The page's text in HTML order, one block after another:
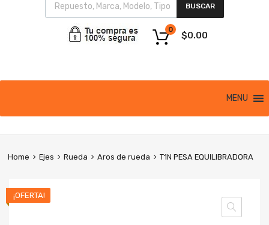
BUSCAR
$0.00
0
MENU
Home Ejes Rueda Aros de rueda T1N PESA EQUILIBRADORA
¡OFERTA!